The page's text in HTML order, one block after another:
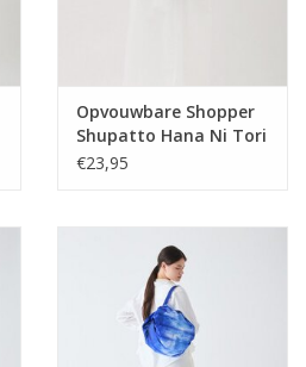
Opvouwbare Shopper
Shupatto Hana Ni Tori
M
€23,95